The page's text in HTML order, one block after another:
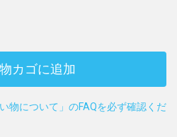
カゴに追加
物について」のFAQを必ず確認くだ